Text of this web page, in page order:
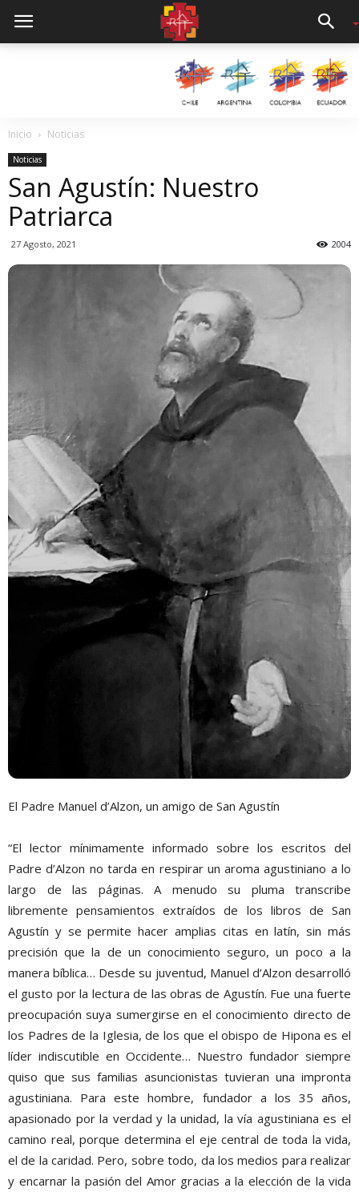
Inicio Noticias
Noticias
San Agustín: Nuestro
Patriarca
27 Agosto, 2021 2004
El Padre Manuel d’Alzon, un amigo de San Agustín
“El lector mínimamente informado sobre los escritos del
Padre d’Alzon no tarda en respirar un aroma agustiniano a lo
largo de las páginas. A menudo su pluma transcribe
libremente pensamientos extraídos de los libros de San
Agustín y se permite hacer amplias citas en latín, sin más
precisión que la de un conocimiento seguro, un poco a la
manera bíblica… Desde su juventud, Manuel d’Alzon desarrolló
el gusto por la lectura de las obras de Agustín. Fue una fuerte
preocupación suya sumergirse en el conocimiento directo de
los Padres de la Iglesia, de los que el obispo de Hipona es el
líder indiscutible en Occidente… Nuestro fundador siempre
quiso que sus familias asuncionistas tuvieran una impronta
agustiniana. Para este hombre, fundador a los 35 años,
apasionado por la verdad y la unidad, la vía agustiniana es el
camino real, porque determina el eje central de toda la vida,
el de la caridad. Pero, sobre todo, da los medios para realizar
y encarnar la pasión del Amor gracias a la elección de la vida